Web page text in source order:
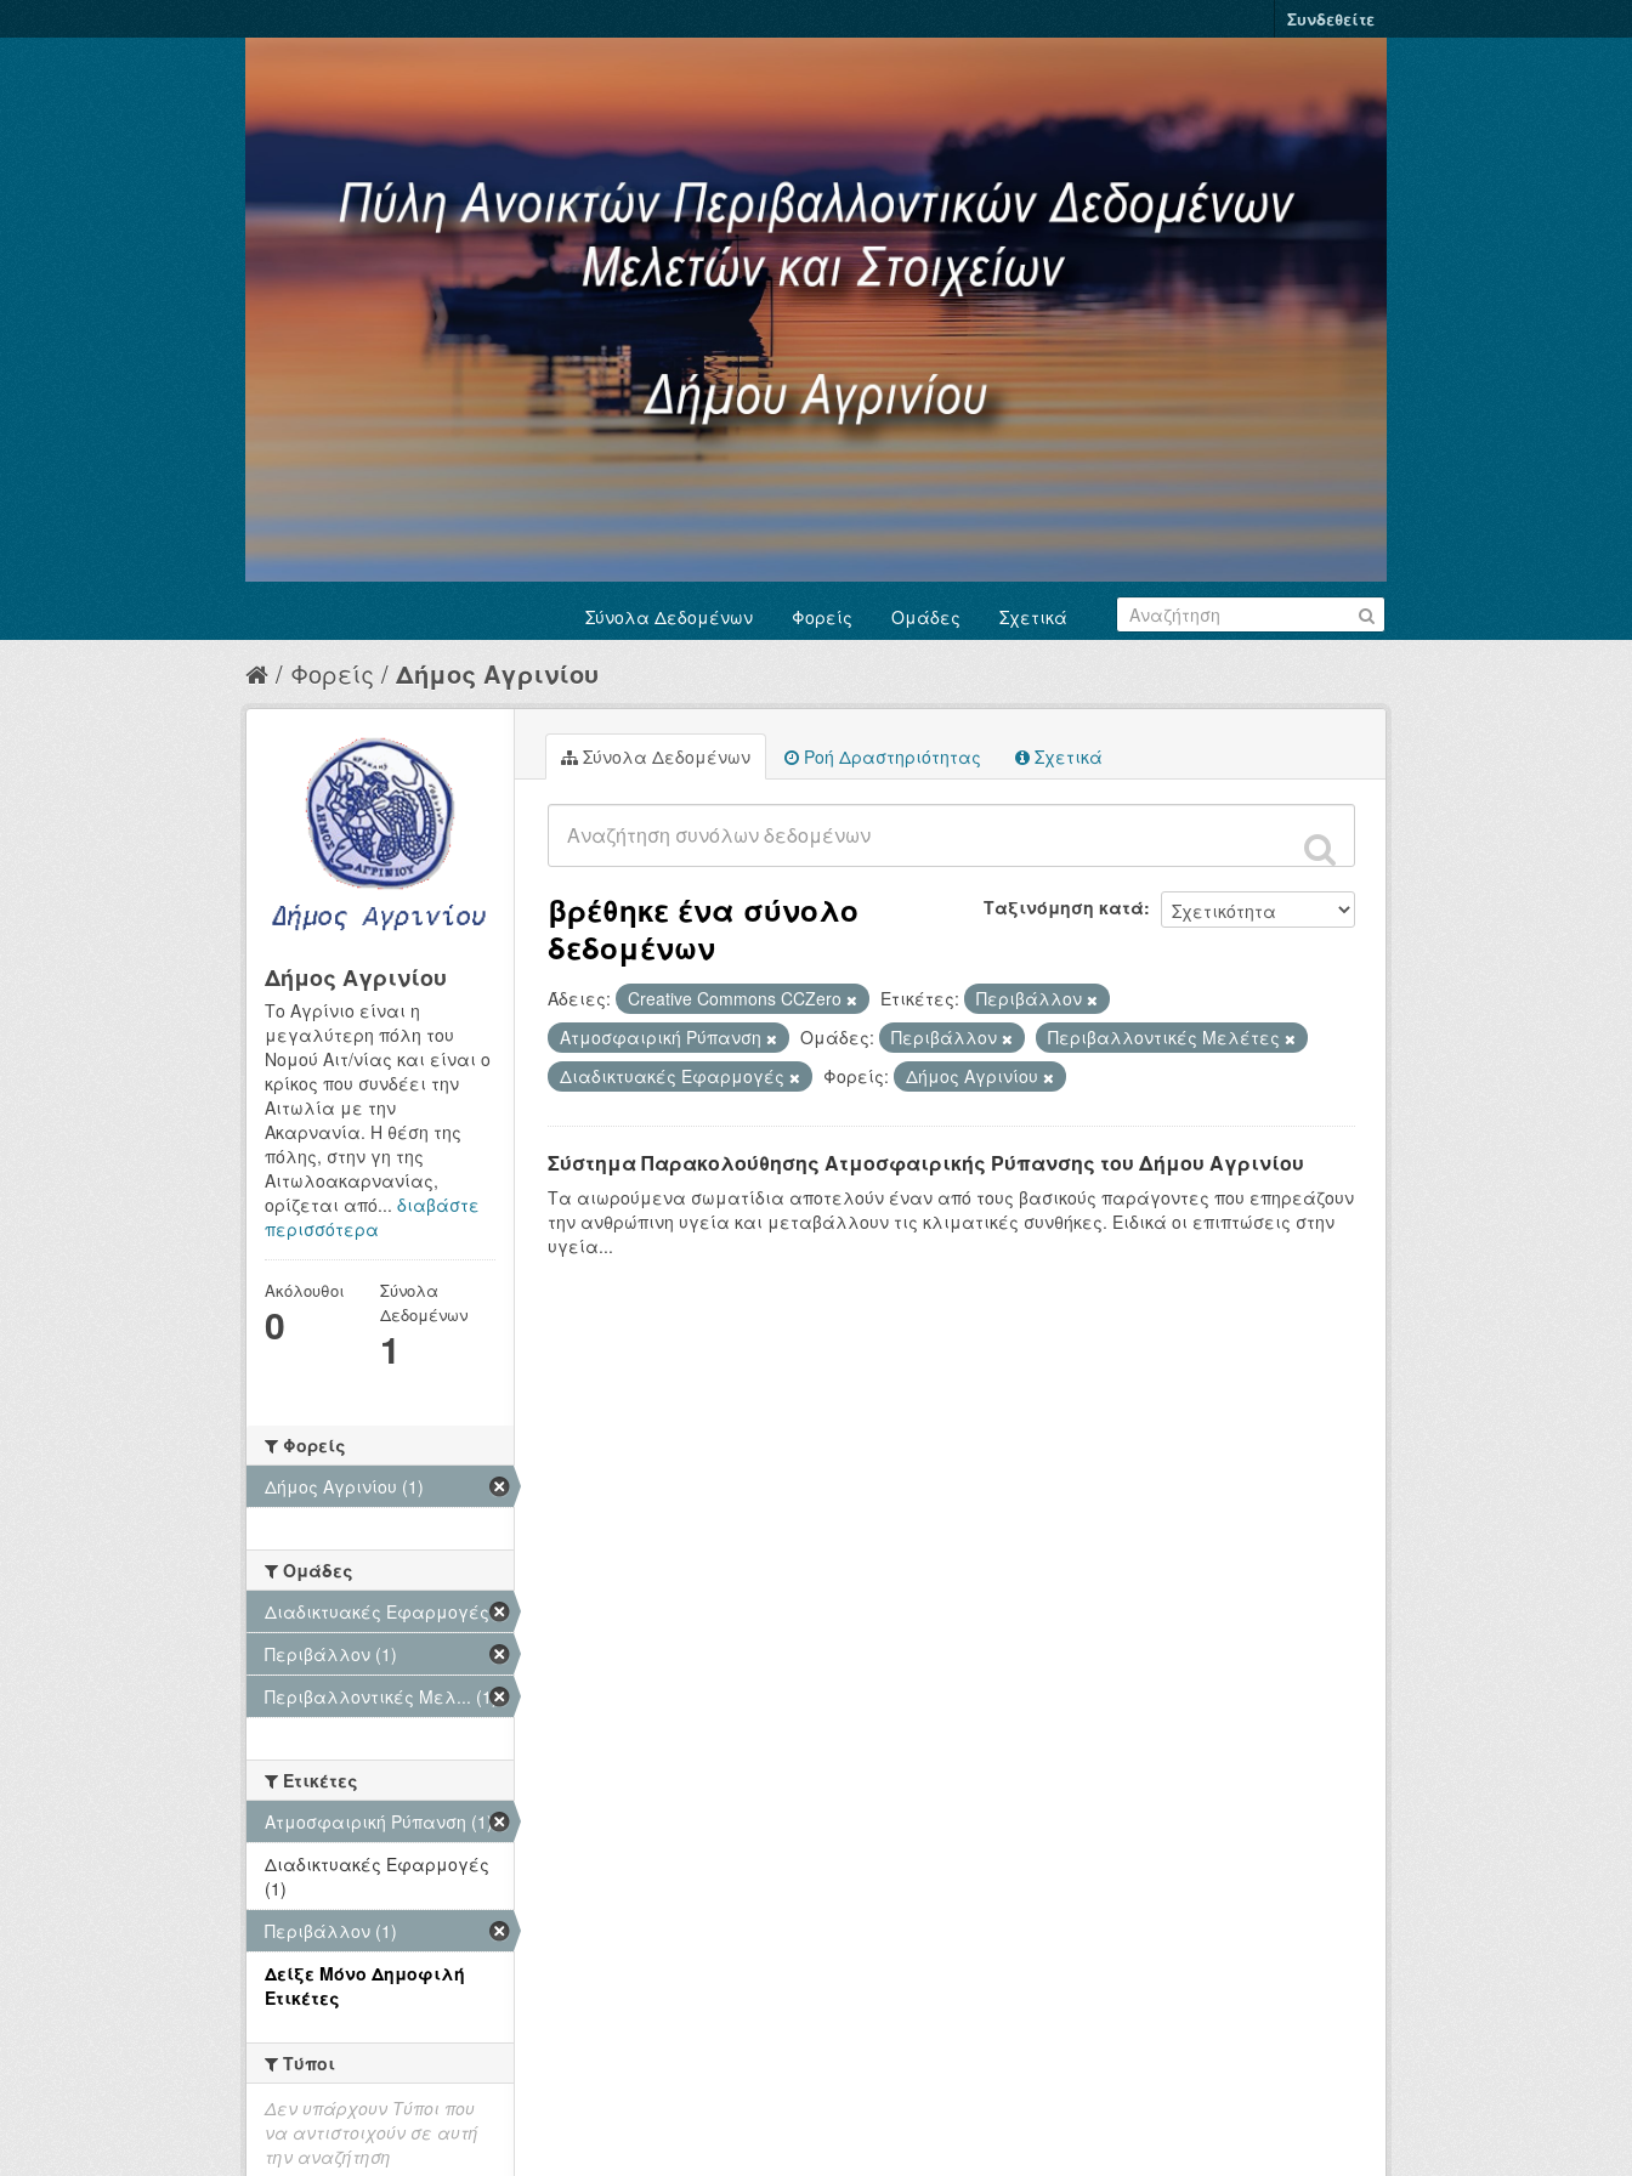
Συνδεθείτε
Σύνολα Δεδομένων Φορείς Ομάδες Σχετικά
Φορείς Δήμος Αγρινίου
Σύνολα Δεδομένων Ροή Δραστηριότητας Σχετικά
Ταξινόμηση κατά
βρέθηκε ένα σύνολο
δεδομένων
Άδειες: Creative Commons CCZero Ετικέτες:
Περιβάλλον
Ατμοσφαιρική Ρύπανση
Ομάδες: Περιβάλλον
Περιβαλλοντικές Μελέτες
Διαδικτυακές Εφαρμογές
Φορείς: Δήμος Αγρινίου
Σύστημα Παρακολούθησης Ατμοσφαιρικής Ρύπανσης του Δήμου Αγρινίου
Τα αιωρούμενα σωματίδια αποτελούν έναν από τους βασικούς παράγοντες που επηρεάζουν
την ανθρώπινη υγεία και μεταβάλλουν τις κλιματικές συνθήκες. Ειδικά οι επιπτώσεις στην
υγεία...
Δήμος Αγρινίου
Το Αγρίνιο είναι η
μεγαλύτερη πόλη του
Νομού Αιτ/νίας και είναι ο
κρίκος που συνδέει την
Αιτωλία με την
Ακαρνανία. Η θέση της
πόλης, στην γη της
Αιτωλοακαρνανίας,
ορίζεται από... διαβάστε
περισσότερα
Ακόλουθοι
0
Σύνολα
Δεδομένων
1
Φορείς
Δήμος Αγρινίου (1)
Ομάδες
Διαδικτυακές Εφαρμογές (1)
Περιβάλλον (1)
Περιβαλλοντικές Μελ... (1)
Ετικέτες
Ατμοσφαιρική Ρύπανση (1)
Διαδικτυακές Εφαρμογές
(1)
Περιβάλλον (1)
Δείξε Μόνο Δημοφιλή
Ετικέτες
Τύποι
Δεν υπάρχουν Τύποι που
να αντιστοιχούν σε αυτή
την αναζήτηση